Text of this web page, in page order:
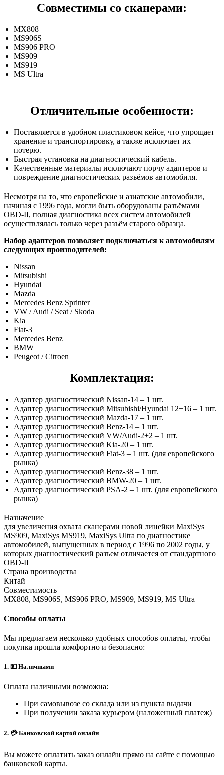
Совместимы со сканерами:
MX808
MS906S
MS906 PRO
MS909
MS919
MS Ultra
Отличительные особенности:
Поставляется в удобном пластиковом кейсе, что упрощает
хранение и транспортировку, а также исключает их
потерю.
Быстрая установка на диагностический кабель.
Качественные материалы исключают порчу адаптеров и
повреждение диагностических разъёмов автомобиля.
Несмотря на то, что европейские и азиатские автомобили,
начиная с 1996 года, могли быть оборудованы разъёмами
OBD-II, полная диагностика всех систем автомобилей
осуществлялась только через разъём старого образца.
Набор адаптеров позволяет подключаться к автомобилям
следующих производителей:
Nissan
Mitsubishi
Hyundai
Mazda
Mercedes Benz Sprinter
VW / Audi / Seat / Skoda
Kia
Fiat-3
Mercedes Benz
BMW
Peugeot / Citroen
Комплектация:
Адаптер диагностический Nissan-14 – 1 шт.
Адаптер диагностический Mitsubishi/Hyundai 12+16 – 1 шт.
Адаптер диагностический Mazda-17 – 1 шт.
Адаптер диагностический Benz-14 – 1 шт.
Адаптер диагностический VW/Audi-2+2 – 1 шт.
Адаптер диагностический Kia-20 – 1 шт.
Адаптер диагностический Fiat-3 – 1 шт. (для европейского
рынка)
Адаптер диагностический Benz-38 – 1 шт.
Адаптер диагностический BMW-20 – 1 шт.
Адаптер диагностический PSA-2 – 1 шт. (для европейского
рынка)
Назначение
для увеличения охвата сканерами новой линейки MaxiSys
MS909, MaxiSys MS919, MaxiSys Ultra по диагностике
автомобилей, выпущенных в период с 1996 по 2002 годы, у
которых диагностический разъем отличается от стандартного
OBD-II
Страна производства
Китай
Совместимость
MX808, MS906S, MS906 PRO, MS909, MS919, MS Ultra
Способы оплаты
Мы предлагаем несколько удобных способов оплаты, чтобы
покупка прошла комфортно и безопасно:
1. 💵 Наличными
Оплата наличными возможна:
При самовывозе со склада или из пункта выдачи
При получении заказа курьером (наложенный платеж)
2. 💳 Банковской картой онлайн
Вы можете оплатить заказ онлайн прямо на сайте с помощью
банковской карты.